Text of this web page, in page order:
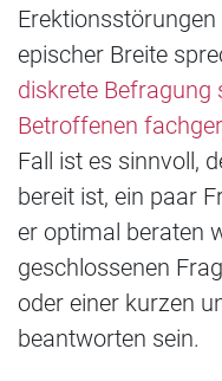
epischer Breite
diskrete Befragung
Betroffenen
Fall ist es sinnvoll,
bereit ist, ein paar
er optimal beraten
geschlossenen
oder einer kurzen
beantworten sein.